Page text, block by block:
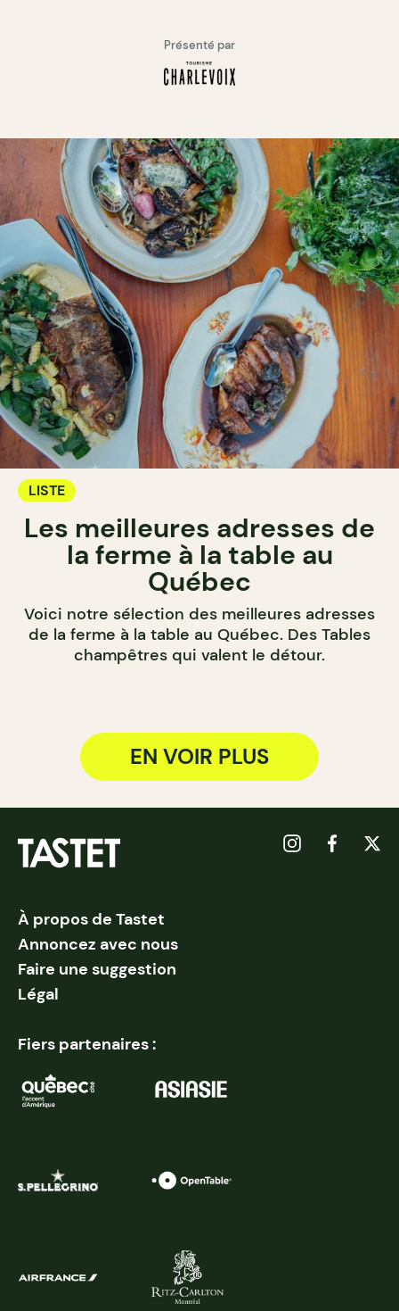
Présenté par
LISTE
Les meilleures adresses de
la ferme à la table au
Québec
Voici notre sélection des meilleures adresses
de la ferme à la table au Québec. Des Tables
champêtres qui valent le détour.
EN VOIR PLUS
À propos de Tastet
Annoncez avec nous
Faire une suggestion
Légal
Fiers partenaires :